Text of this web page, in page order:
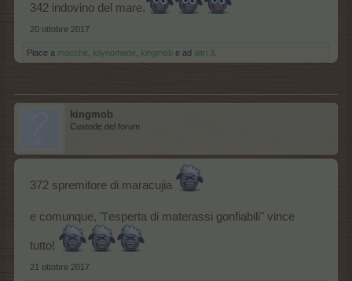
342 indovino del mare.
20 ottobre 2017
Piace a macchè lolynomade kingmob e ad altri 3
kingmob
Custode del forum
372 spremitore di maracujia
e comunque, "l'esperta di materassi gonfiabili" vince
tutto!
21 ottobre 2017